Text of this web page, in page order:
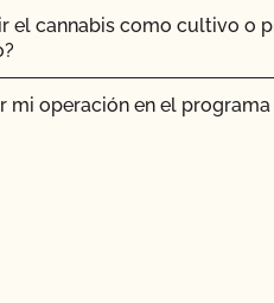
para mi auditoría de
productos orgánicos
el cannabis como cultivo o
mi operación en el